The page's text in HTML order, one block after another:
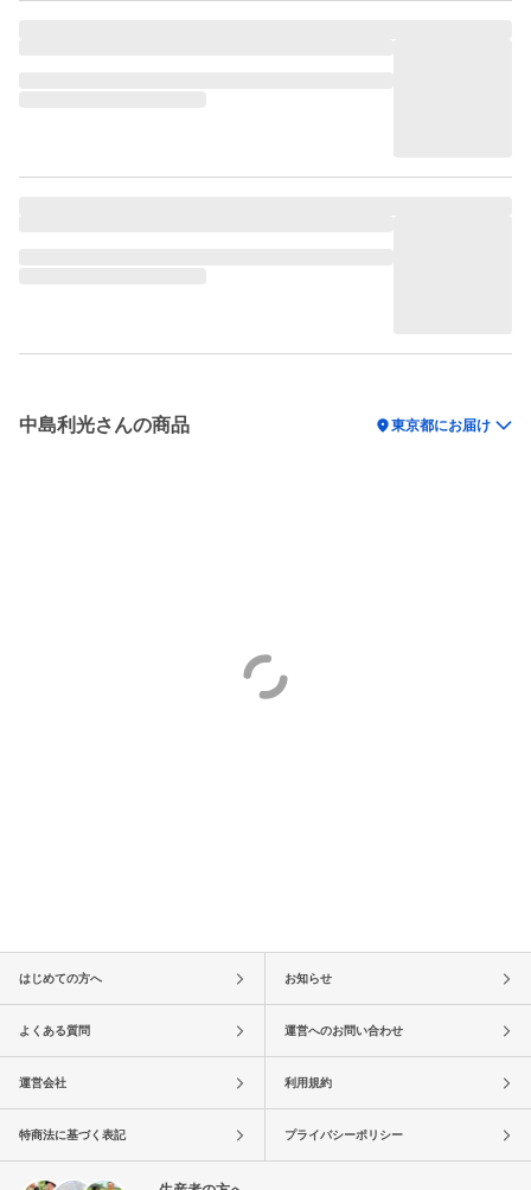
中島利光さんの商品 location_on東京都にお届け
はじめての方へ お知らせ
よくある質問 運営へのお問い合わせ
運営会社 利用規約
特商法に基づく表記 プライバシーポリシー